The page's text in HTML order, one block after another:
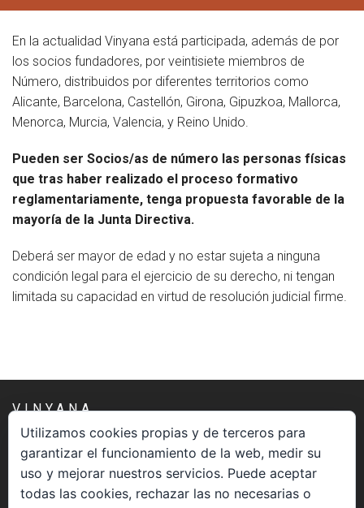
Socios Fundadores
Junta Directiva
Presidencia de Honor
Docentes
Socios de Número
Socios Colaboradores
Formaciones
Nuestra propuesta de formación
Acompañamiento
Vídeos
Contacto
En la actualidad Vinyana está participada, además de por
los socios fundadores, por veintisiete miembros de
Número, distribuidos por diferentes territorios como
Alicante, Barcelona, Castellón, Girona, Gipuzkoa, Mallorca,
Menorca, Murcia, Valencia, y Reino Unido.
Pueden ser Socios/as de número las personas físicas
que tras haber realizado el proceso formativo
reglamentariamente, tenga propuesta favorable de la
mayoría de la Junta Directiva.
Deberá ser mayor de edad y no estar sujeta a ninguna
condición legal para el ejercicio de su derecho, ni tengan
limitada su capacidad en virtud de resolución judicial firme.
VINYANA
Una asociación constituida sin ánimo de lucro cuya misión
es atender los aspectos espirituales relacionados con el
proceso vivir el morir.
Utilizamos cookies propias y de terceros para
garantizar el funcionamiento de la web, medir su
uso y mejorar nuestros servicios. Puede aceptar
todas las cookies, rechazar las no necesarias o